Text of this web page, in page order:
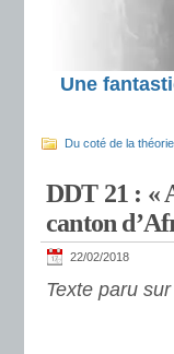
Une
Du coté de la
DDT 21 : «
canton
22/02/2018
Texte paru